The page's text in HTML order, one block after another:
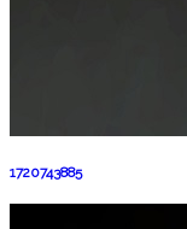
1720743885